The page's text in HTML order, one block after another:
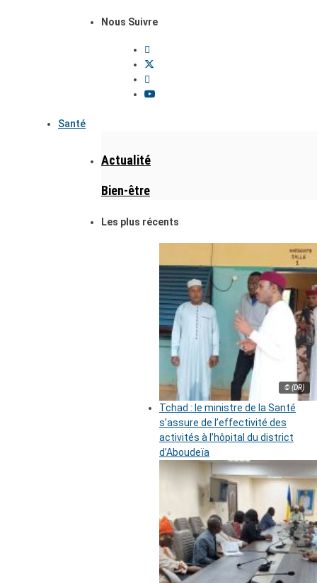
Nous Suivre
Santé
Actualité
Bien-être
Les plus récents
© (DR)
Tchad : le ministre de la Santé
s’assure de l’effectivité des
activités à l’hôpital du district
d’Aboudeïa